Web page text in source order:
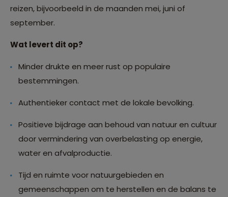
reizen, bijvoorbeeld in de maanden mei, juni of
september.
Wat levert dit op?
Minder drukte en meer rust op populaire
bestemmingen.
Authentieker contact met de lokale bevolking.
Positieve bijdrage aan behoud van natuur en cultuur
door vermindering van overbelasting op energie,
water en afvalproductie.
Tijd en ruimte voor natuurgebieden en
gemeenschappen om te herstellen en de balans te